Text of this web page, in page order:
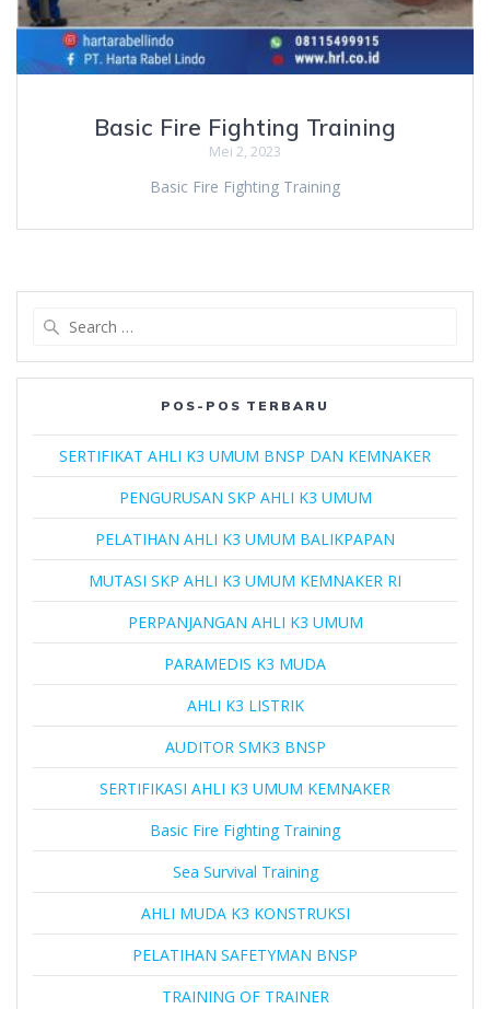
Basic Fire Fighting Training
Mei 2, 2023
Basic Fire Fighting Training
POS-POS TERBARU
SERTIFIKAT AHLI K3 UMUM BNSP DAN KEMNAKER
PENGURUSAN SKP AHLI K3 UMUM
PELATIHAN AHLI K3 UMUM BALIKPAPAN
MUTASI SKP AHLI K3 UMUM KEMNAKER RI
PERPANJANGAN AHLI K3 UMUM
PARAMEDIS K3 MUDA
AHLI K3 LISTRIK
AUDITOR SMK3 BNSP
SERTIFIKASI AHLI K3 UMUM KEMNAKER
Basic Fire Fighting Training
Sea Survival Training
AHLI MUDA K3 KONSTRUKSI
PELATIHAN SAFETYMAN BNSP
TRAINING OF TRAINER